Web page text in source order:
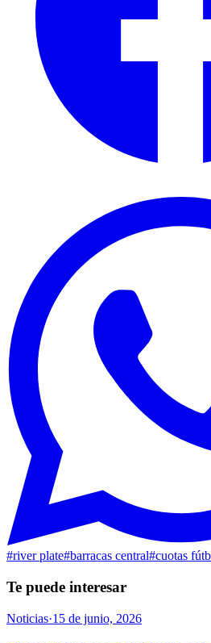
#river plate#barracas central#cuotas
Te puede interesar
Noticias·15 de junio, 2026